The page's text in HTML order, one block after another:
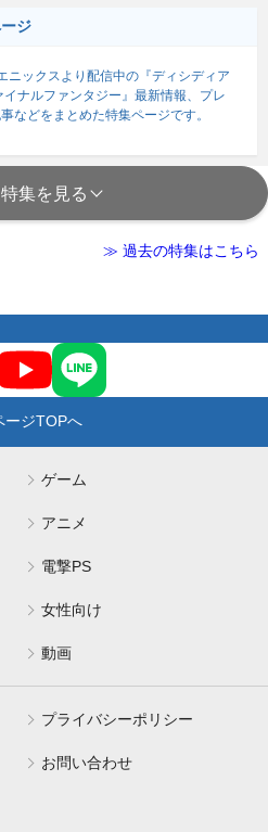
ジ
ニックスより配信中の『ディシディア
ナルファンタジー』最新情報、プレ
などをまとめた特集ページです。
集を見る
≫ 過去の特集はこちら
ージTOPへ
ゲーム
アニメ
電撃PS
女性向け
動画
プライバシーポリシー
お問い合わせ